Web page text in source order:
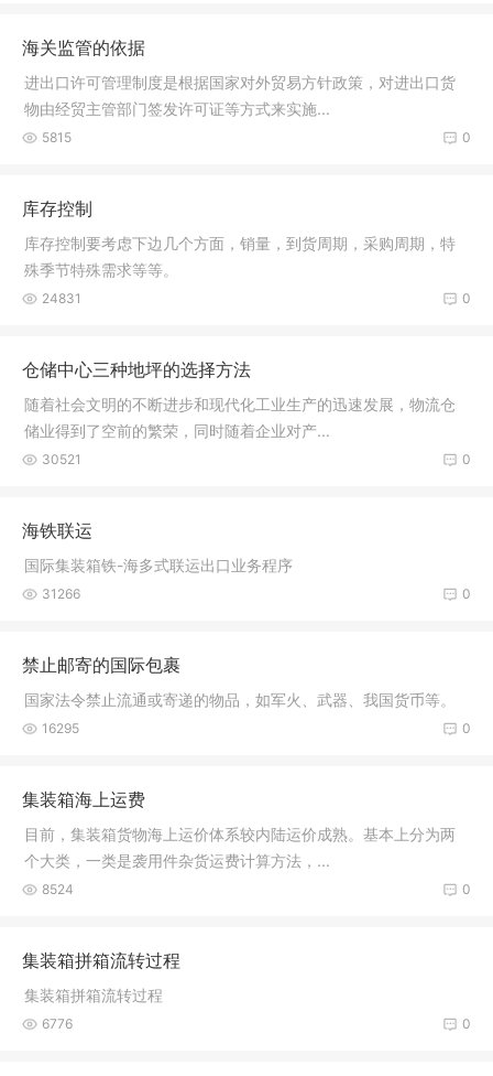
海关监管的依据
进出口许可管理制度是根据国家对外贸易方针政策，对进出口货
物由经贸主管部门签发许可证等方式来实施...
0
5815
库存控制
库存控制要考虑下边几个方面，销量，到货周期，采购周期，特
殊季节特殊需求等等。
0
24831
仓储中心三种地坪的选择方法
随着社会文明的不断进步和现代化工业生产的迅速发展，物流仓
储业得到了空前的繁荣，同时随着企业对产...
0
30521
海铁联运
国际集装箱铁-海多式联运出口业务程序
0
31266
禁止邮寄的国际包裹
国家法令禁止流通或寄递的物品，如军火、武器、我国货币等。
0
16295
集装箱海上运费
目前，集装箱货物海上运价体系较内陆运价成熟。基本上分为两
个大类，一类是袭用件杂货运费计算方法，...
0
8524
集装箱拼箱流转过程
集装箱拼箱流转过程
0
6776